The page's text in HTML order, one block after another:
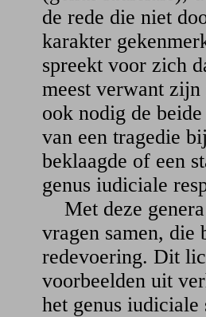
de rede die niet
karakter
spreekt voor zich
meest verwant zijn
ook nodig de
van een tragedie
beklaagde of een
genus iudiciale
Met deze genera
vragen samen, die
redevoering. Dit
voorbeelden uit
het genus iudiciale